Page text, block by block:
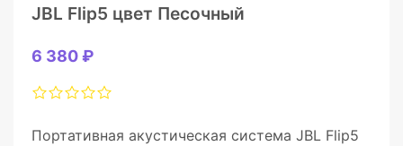
JBL Flip5 цвет Песочный
6 380 ₽
Портативная акустическая система JBL Flip5